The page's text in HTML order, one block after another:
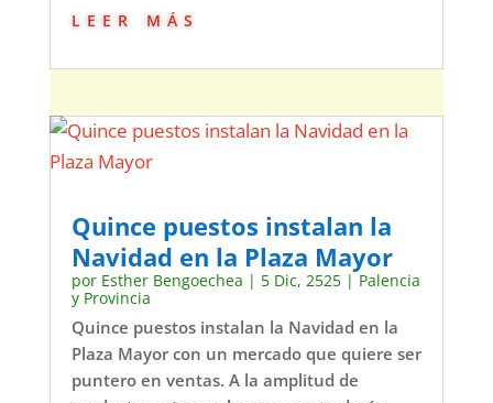
leer más
Quince puestos instalan la
Navidad en la Plaza Mayor
por Esther Bengoechea | 5 Dic, 2525| Palencia
y Provincia
Quince puestos instalan la Navidad en la
Plaza Mayor con un mercado que quiere ser
puntero en ventas. A la amplitud de